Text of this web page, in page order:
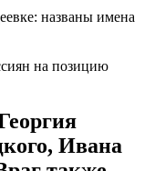
на позицию
Ивана